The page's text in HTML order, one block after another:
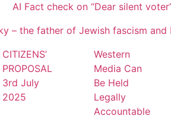
AI Fact check on “Dear silent
– the father of Jewish fascism and
CITIZENS’
PROPOSAL
3rd July
2025
Western
Media Can
Be Held
Legally
Accountable